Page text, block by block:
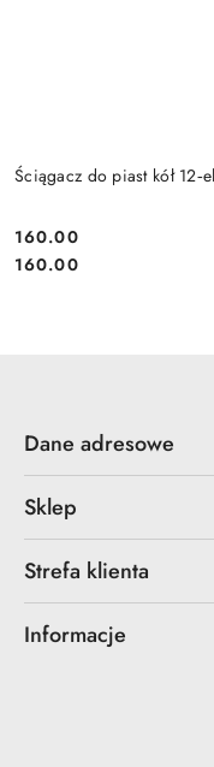
Ściągacz do piast kół
Cena:
160.00
Cena:
160.00
Dane adresowe
Sklep
Strefa klienta
Informacje